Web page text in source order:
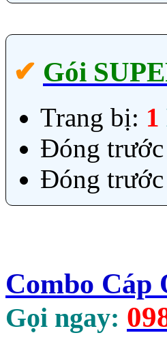
✔‎ Gói
Trang bị: 1
Đóng trước
Đóng trước
Combo Cáp
Gọi ngay: